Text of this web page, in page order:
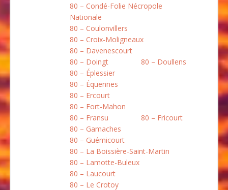
80 – Condé-Folie Nécropole
Nationale
80 – Coulonvillers
80 – Croix-Moligneaux
80 – Davenescourt
80 – Doingt
80 – Doullens
80 – Éplessier
80 – Équennes
80 – Ercourt
80 – Fort-Mahon
80 – Fransu
80 – Fricourt
80 – Gamaches
80 – Guémicourt
80 – La Boissière-Saint-Martin
80 – Lamotte-Buleux
80 – Laucourt
80 – Le Crotoy